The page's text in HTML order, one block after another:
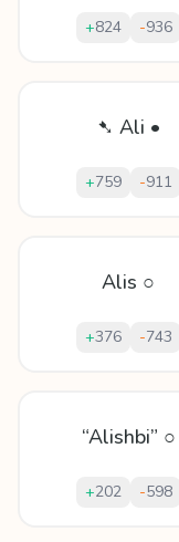
+824 -936
➷ Ali •
+759 -911
Alis ○
+376 -743
“Alishbi” ○
+202 -598